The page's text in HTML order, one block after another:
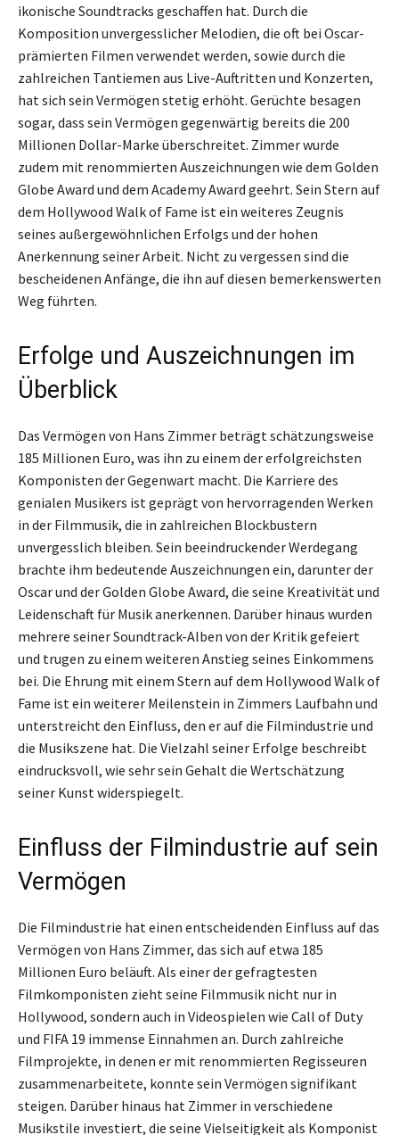
ikonische Soundtracks geschaffen hat. Durch die
Komposition unvergesslicher Melodien, die oft bei Oscar-
prämierten Filmen verwendet werden, sowie durch die
zahlreichen Tantiemen aus Live-Auftritten und Konzerten,
hat sich sein Vermögen stetig erhöht. Gerüchte besagen
sogar, dass sein Vermögen gegenwärtig bereits die 200
Millionen Dollar-Marke überschreitet. Zimmer wurde
zudem mit renommierten Auszeichnungen wie dem Golden
Globe Award und dem Academy Award geehrt. Sein Stern auf
dem Hollywood Walk of Fame ist ein weiteres Zeugnis
seines außergewöhnlichen Erfolgs und der hohen
Anerkennung seiner Arbeit. Nicht zu vergessen sind die
bescheidenen Anfänge, die ihn auf diesen bemerkenswerten
Weg führten.
Erfolge und Auszeichnungen im
Überblick
Das Vermögen von Hans Zimmer beträgt schätzungsweise
185 Millionen Euro, was ihn zu einem der erfolgreichsten
Komponisten der Gegenwart macht. Die Karriere des
genialen Musikers ist geprägt von hervorragenden Werken
in der Filmmusik, die in zahlreichen Blockbustern
unvergesslich bleiben. Sein beeindruckender Werdegang
brachte ihm bedeutende Auszeichnungen ein, darunter der
Oscar und der Golden Globe Award, die seine Kreativität und
Leidenschaft für Musik anerkennen. Darüber hinaus wurden
mehrere seiner Soundtrack-Alben von der Kritik gefeiert
und trugen zu einem weiteren Anstieg seines Einkommens
bei. Die Ehrung mit einem Stern auf dem Hollywood Walk of
Fame ist ein weiterer Meilenstein in Zimmers Laufbahn und
unterstreicht den Einfluss, den er auf die Filmindustrie und
die Musikszene hat. Die Vielzahl seiner Erfolge beschreibt
eindrucksvoll, wie sehr sein Gehalt die Wertschätzung
seiner Kunst widerspiegelt.
Einfluss der Filmindustrie auf sein
Vermögen
Die Filmindustrie hat einen entscheidenden Einfluss auf das
Vermögen von Hans Zimmer, das sich auf etwa 185
Millionen Euro beläuft. Als einer der gefragtesten
Filmkomponisten zieht seine Filmmusik nicht nur in
Hollywood, sondern auch in Videospielen wie Call of Duty
und FIFA 19 immense Einnahmen an. Durch zahlreiche
Filmprojekte, in denen er mit renommierten Regisseuren
zusammenarbeitete, konnte sein Vermögen signifikant
steigen. Darüber hinaus hat Zimmer in verschiedene
Musikstile investiert, die seine Vielseitigkeit als Komponist